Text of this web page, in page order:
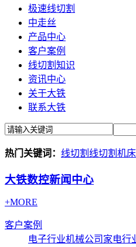
极速线切割
中走丝
产品中心
客户案例
线切割知识
资讯中心
关于大铁
联系大铁
热门关键词： 线切割 线切割机床
大铁数控新闻中心
+MORE
客户案例
电子行业机械公司 家电行